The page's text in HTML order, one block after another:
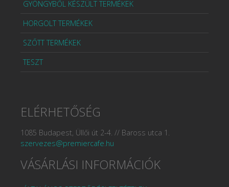
GYÖNGYBŐL KÉSZÜLT TERMÉKEK
HORGOLT TERMÉKEK
SZŐTT TERMÉKEK
TESZT
ELÉRHETŐSÉG
1085 Budapest, Üllői út 2-4. // Baross utca 1.
szervezes@premiercafe.hu
VÁSÁRLÁSI INFORMÁCIÓK